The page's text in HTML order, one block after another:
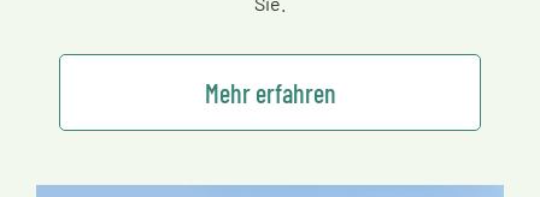
Mehr erfahren